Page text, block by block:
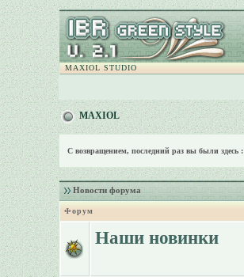
MAXIOL STUDIO
MAXIOL
С возвращением, последний раз вы были здесь :
Новости форума
Форум
Наши новинки